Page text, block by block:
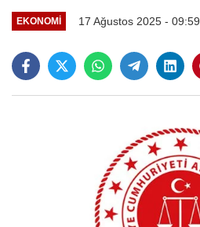
EKONOMİ 17 Ağustos 2025 - 09:59